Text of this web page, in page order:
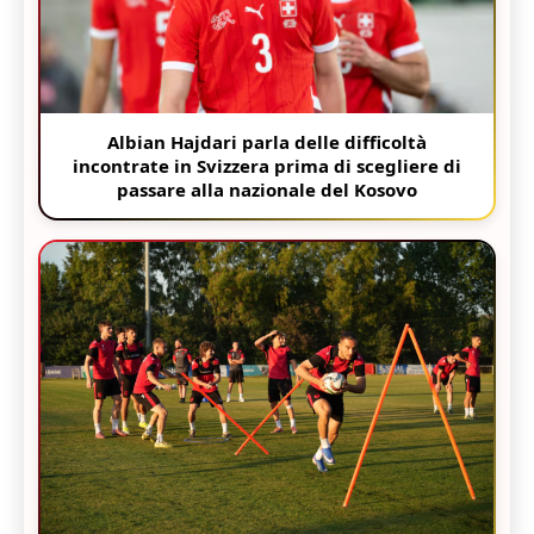
Albian Hajdari parla delle difficoltà
incontrate in Svizzera prima di scegliere di
passare alla nazionale del Kosovo